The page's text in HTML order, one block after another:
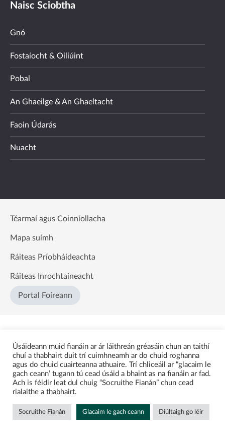
Naisc Sciobtha
Gnó
Fostaíocht & Oiliúint
Pobal
An Ghaeilge & An Ghaeltacht
Faoin Údarás
Nuacht
Téarmaí agus Coinníollacha
Mapa suímh
Ráiteas Príobháideachta
Ráiteas Inrochtaineacht
Portal Foireann
Úsáideann muid fianáin ar ár láithreán gréasáin chun an taithí
chuí a thabhairt duit trí cuimhneamh ar do chuid roghanna
agus do chuid cuairteanna athuaire. Trí chliceáil ar “glacaim le
gach ceann’ tugann tú cead úsáid a bhaint as na fianáin ar fad.
Ach is féidir leat dul chuig “Socruithe Fianán” chun cead
rialaithe a thabhairt.
Socruithe Fianán Glacaim le gach ceann Diúltaigh go léir